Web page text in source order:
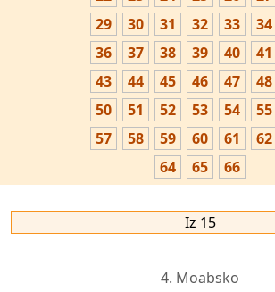
29
30 31 32 33 34
36
37 38 39 40 41
43
44 45 46 47 48
50
51 52 53 54 55
57
58 59 60 61 62
64
65 66
Iz 15
4. Moabsko